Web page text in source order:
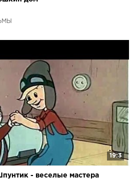
19:3
- веселые мастера